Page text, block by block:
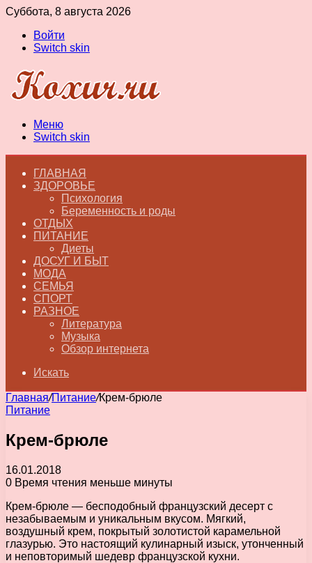
Суббота, 8 августа 2026
Войти
Switch skin
Меню
Switch skin
ГЛАВНАЯ
ЗДОРОВЬЕ
Психология
Беременность и роды
ОТДЫХ
ПИТАНИЕ
Диеты
ДОСУГ И БЫТ
МОДА
СЕМЬЯ
СПОРТ
РАЗНОЕ
Литература
Музыка
Обзор интернета
Искать
Главная/Питание/Крем-брюле
Питание
Крем-брюле
16.01.2018
0 Время чтения меньше минуты
Крем-брюле — бесподобный французский десерт с
незабываемым и уникальным вкусом. Мягкий,
воздушный крем, покрытый золотистой карамельной
глазурью. Это настоящий кулинарный изыск, утонченный
и неповторимый шедевр французской кухни.